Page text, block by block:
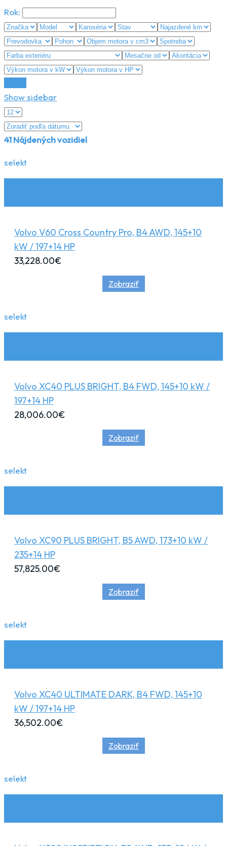
Rok:
Show sidebar
41Nájdených vozidiel
selekt
Volvo V60 Cross Country Pro, B4 AWD, 145+10
kW / 197+14 HP
33,228.00€
Zobraziť
selekt
Volvo XC40 PLUS BRIGHT, B4 FWD, 145+10 kW /
197+14 HP
28,006.00€
Zobraziť
selekt
Volvo XC90 PLUS BRIGHT, B5 AWD, 173+10 kW /
235+14 HP
57,825.00€
Zobraziť
selekt
Volvo XC40 ULTIMATE DARK, B4 FWD, 145+10
kW / 197+14 HP
36,502.00€
Zobraziť
selekt